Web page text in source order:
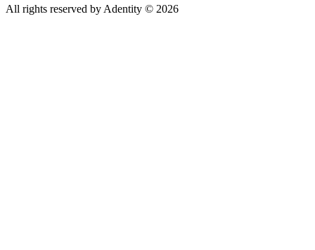
All rights reserved by Adentity © 2026